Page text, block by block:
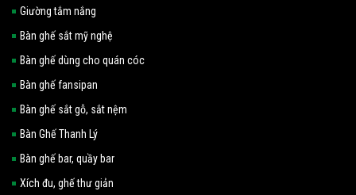
Giường tắm nắng
Bàn ghế sắt mỹ nghệ
Bàn ghế dùng cho quán cóc
Bàn ghế fansipan
Bàn ghế sắt gỗ, sắt nệm
Bàn Ghế Thanh Lý
Bàn ghế bar, quầy bar
Xích đu, ghế thư giản